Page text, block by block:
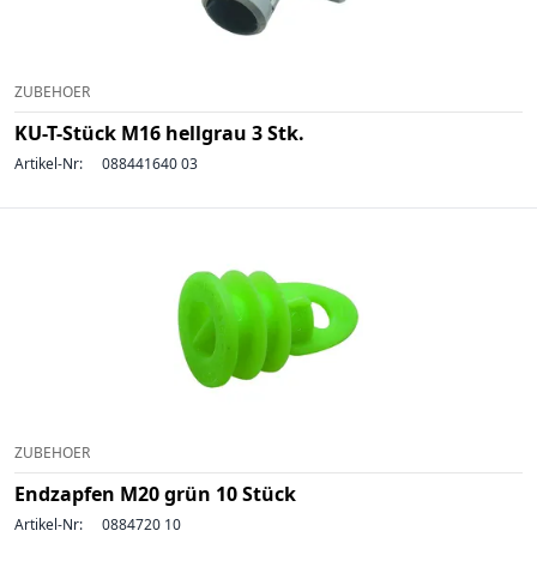
ZUBEHOER
KU-T-Stück M16 hellgrau 3 Stk.
Artikel-Nr: 088441640 03
ZUBEHOER
Endzapfen M20 grün 10 Stück
Artikel-Nr: 0884720 10